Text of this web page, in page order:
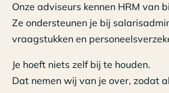
Onze adviseurs kennen HRM van
Ze ondersteunen je bij
vraagstukken en
Je hoeft niets zelf bij te houden.
Dat nemen wij van je over, zodat